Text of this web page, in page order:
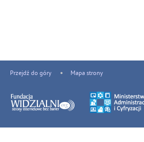
Przejdź do góry Mapa strony